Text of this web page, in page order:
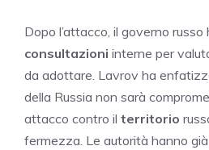
Dopo l’attacco, il governo
consultazioni interne per
da adottare. Lavrov ha
della Russia non sarà
attacco contro il territorio
fermezza. Le autorità hanno